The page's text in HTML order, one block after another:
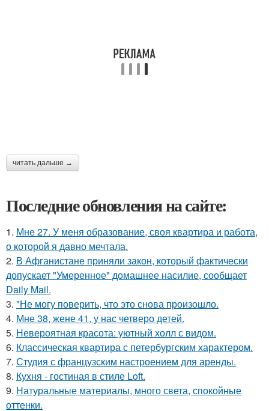
читать дальше →
Последние обновления на сайте:
1. Мне 27. У меня образование, своя квартира и работа,
о которой я давно мечтала.
2. В Афганистане приняли закон, который фактически
допускает "Умеренное" домашнее насилие, сообщает
Daily Mail.
3. "Не могу поверить, что это снова произошло.
4. Мне 38, жене 41, у нас четверо детей.
5. Невероятная красота: уютный холл с видом.
6. Классическая квартира с петербургским характером.
7. Студия с французским настроением для аренды.
8. Кухня - гостиная в стиле Loft.
9. Натуральные материалы, много света, спокойные
оттенки.